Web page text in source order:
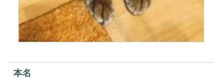
本名